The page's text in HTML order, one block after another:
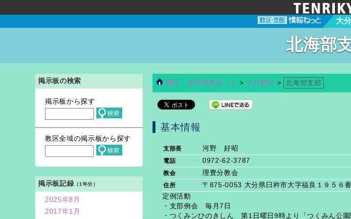
大
北海部
教区・支部情報ねっと > 大分教区 > 北海部支部
基本情報
支部長 河野 好昭
電話 0972-62-3787
教会 理豊分教会
住所
〒875-0053 大分県臼杵市大字福良１９５６
定例活動
・支部例会 毎月7日
・つくみンひのきしん 第1日曜日9時より「つくみん公
掲示板の検索
掲示板から探す
教区全域の掲示板から探す
掲示板記録 （1年分）
2025年8月
2017年1月